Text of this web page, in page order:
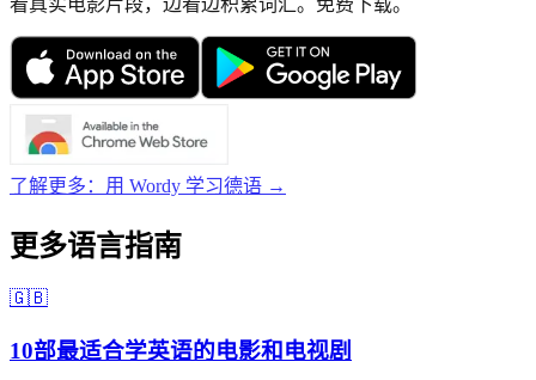
看真实电影片段，边看边积累词汇。免费下载。
了解更多：用 Wordy 学习德语 →
更多语言指南
🇬🇧
10部最适合学英语的电影和电视剧